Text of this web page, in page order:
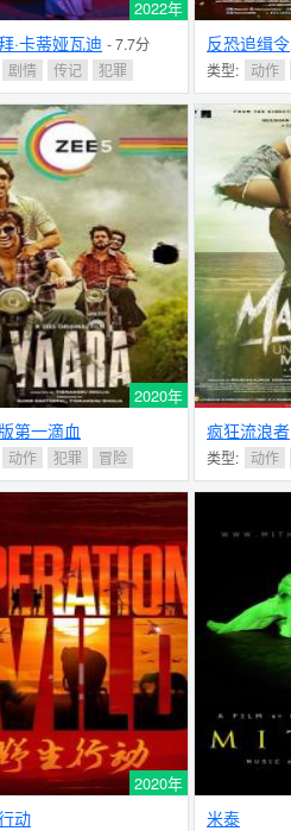
2022年
·卡蒂娅瓦迪 - 7.7分
剧情 传记 犯罪
反恐追缉令
类型:
动作
2020年
第一滴血
动作 犯罪 冒险
疯狂流浪者
类型:
动作
2020年
动 米泰